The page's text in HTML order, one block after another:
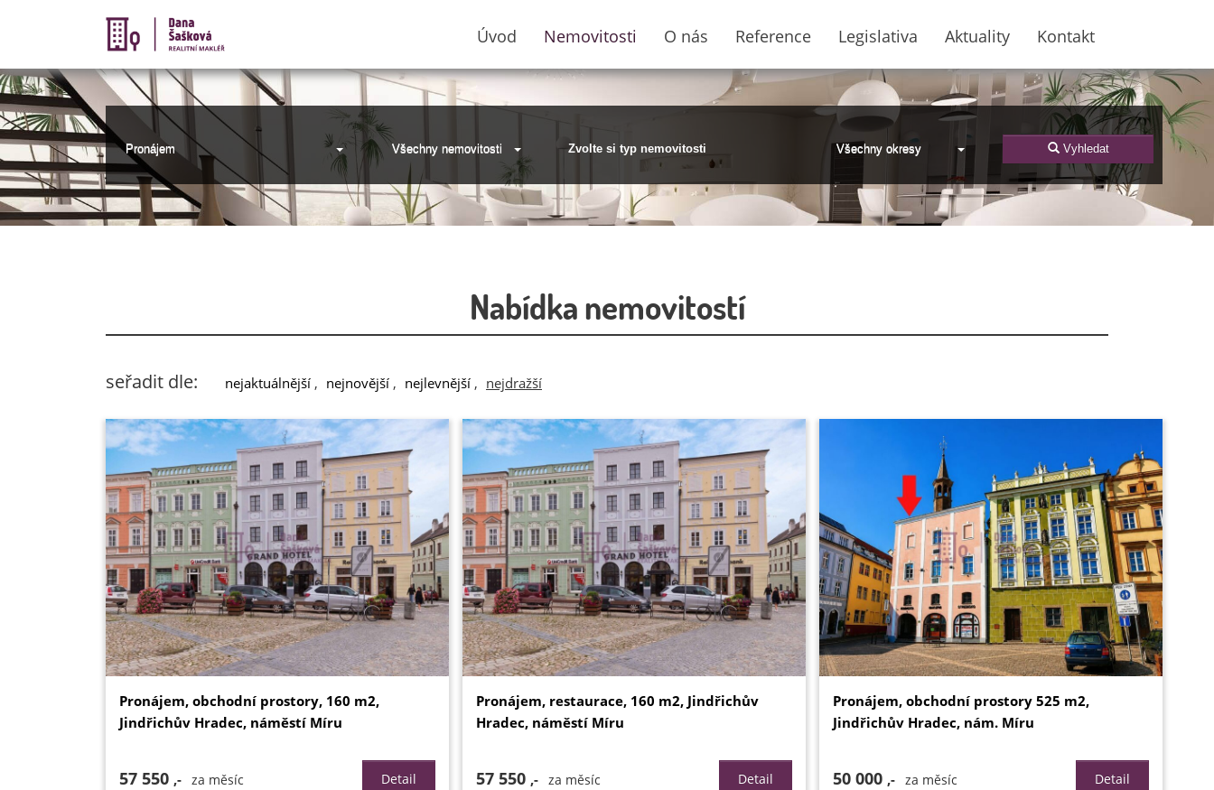
Úvod Nemovitosti O nás Reference Legislativa Aktuality Kontakt
Pronájem Všechny nemovitosti Zvolte si typ nemovitosti Všechny okresy Vyhledat
Nabídka nemovitostí
seřadit dle: nejaktuálnější , nejnovější , nejlevnější , nejdražší
Pronájem, obchodní prostory, 160 m2,
Jindřichův Hradec, náměstí Míru
57 550 ,- za měsíc Detail
Pronájem, restaurace, 160 m2, Jindřichův
Hradec, náměstí Míru
57 550 ,- za měsíc Detail
Pronájem, obchodní prostory 525 m2,
Jindřichův Hradec, nám. Míru
50 000 ,- za měsíc Detail